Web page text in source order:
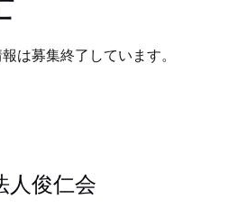
は募集終了しています。
人俊仁会